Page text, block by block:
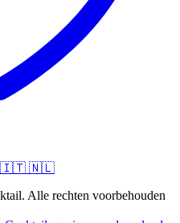
🇮🇹 🇳🇱
Alle rechten voorbehouden